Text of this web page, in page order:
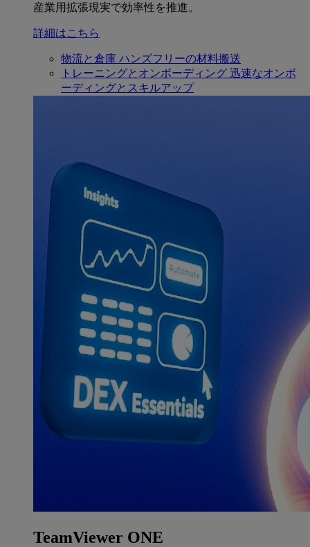
産業用拡張現実で効率性を推進。
詳細はこちら
物流と倉庫 ハンズフリーの材料搬送
トレーニングとオンボーディング 迅速なオンボ
ーディングとスキルアップ
TeamViewer ONE